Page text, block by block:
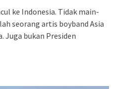
ke Indonesia. Tidak main-
seorang artis boyband Asia
Juga bukan Presiden